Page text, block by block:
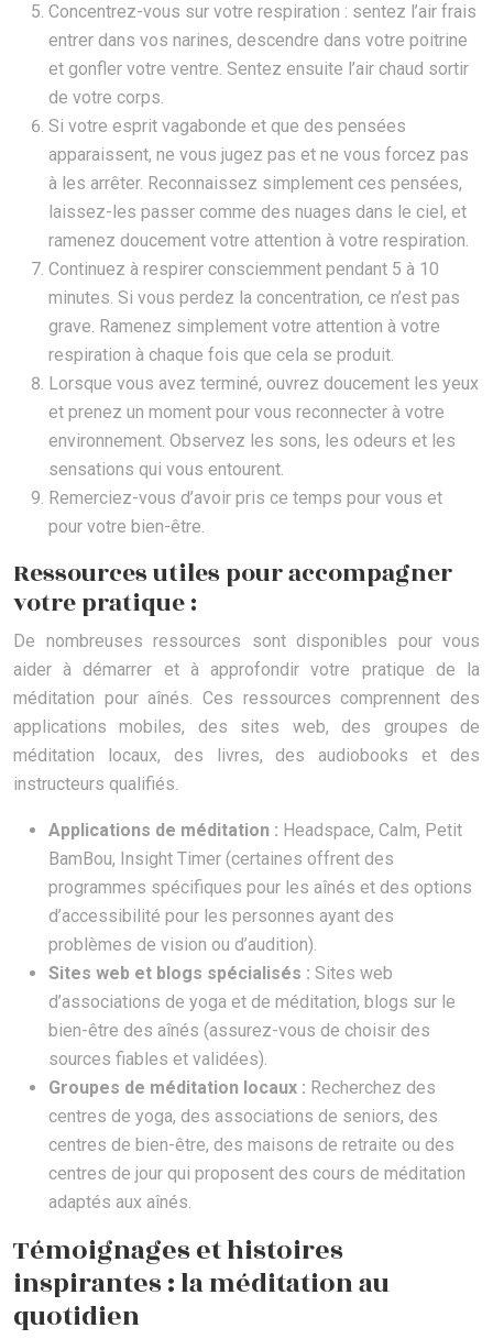
Concentrez-vous sur votre respiration : sentez l’air frais
entrer dans vos narines, descendre dans votre poitrine
et gonfler votre ventre. Sentez ensuite l’air chaud sortir
de votre corps.
Si votre esprit vagabonde et que des pensées
apparaissent, ne vous jugez pas et ne vous forcez pas
à les arrêter. Reconnaissez simplement ces pensées,
laissez-les passer comme des nuages dans le ciel, et
ramenez doucement votre attention à votre respiration.
Continuez à respirer consciemment pendant 5 à 10
minutes. Si vous perdez la concentration, ce n’est pas
grave. Ramenez simplement votre attention à votre
respiration à chaque fois que cela se produit.
Lorsque vous avez terminé, ouvrez doucement les yeux
et prenez un moment pour vous reconnecter à votre
environnement. Observez les sons, les odeurs et les
sensations qui vous entourent.
Remerciez-vous d’avoir pris ce temps pour vous et
pour votre bien-être.
Ressources utiles pour accompagner
votre pratique :
De nombreuses ressources sont disponibles pour vous
aider à démarrer et à approfondir votre pratique de la
méditation pour aînés. Ces ressources comprennent des
applications mobiles, des sites web, des groupes de
méditation locaux, des livres, des audiobooks et des
instructeurs qualifiés.
Applications de méditation : Headspace, Calm, Petit
BamBou, Insight Timer (certaines offrent des
programmes spécifiques pour les aînés et des options
d’accessibilité pour les personnes ayant des
problèmes de vision ou d’audition).
Sites web et blogs spécialisés : Sites web
d’associations de yoga et de méditation, blogs sur le
bien-être des aînés (assurez-vous de choisir des
sources fiables et validées).
Groupes de méditation locaux : Recherchez des
centres de yoga, des associations de seniors, des
centres de bien-être, des maisons de retraite ou des
centres de jour qui proposent des cours de méditation
adaptés aux aînés.
Témoignages et histoires
inspirantes : la méditation au
quotidien